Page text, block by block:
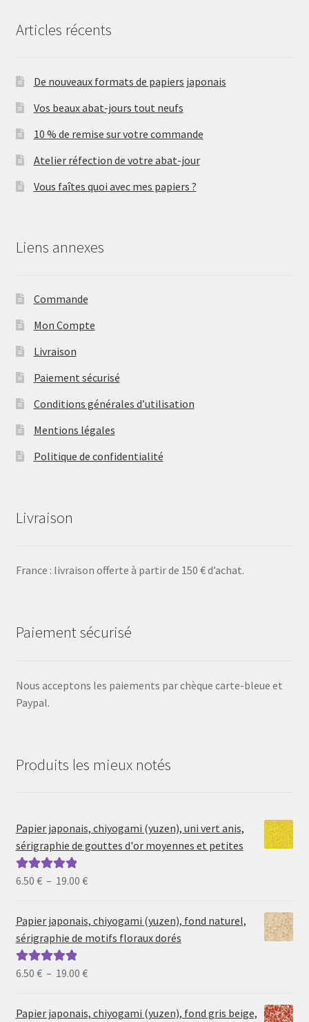
Articles récents
De nouveaux formats de papiers japonais
Vos beaux abat-jours tout neufs
10 % de remise sur votre commande
Atelier réfection de votre abat-jour
Vous faîtes quoi avec mes papiers ?
Liens annexes
Commande
Mon Compte
Livraison
Paiement sécurisé
Conditions générales d’utilisation
Mentions légales
Politique de confidentialité
Livraison
France : livraison offerte à partir de 150 € d’achat.
Paiement sécurisé
Nous acceptons les paiements par chèque carte-bleue et
Paypal.
Produits les mieux notés
Papier japonais, chiyogami (yuzen), uni vert anis,
sérigraphie de gouttes d'or moyennes et petites
Note5.00sur
6.50 € – 19.00 €Plage
prix :
6.50 €
Papier japonais, chiyogami (yuzen), fond naturel,
sérigraphie de motifs floraux dorés
Note5.00sur
6.50 € – 19.00 €Plage
prix :
Papier japonais, chiyogami (yuzen), fond gris beige,